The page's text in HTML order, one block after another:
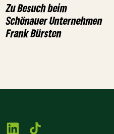
Zu Besuch beim
Schönauer Unternehmen
Frank Bürsten